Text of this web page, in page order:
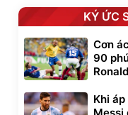
KÝ ỨC
Cơn
90
Khi